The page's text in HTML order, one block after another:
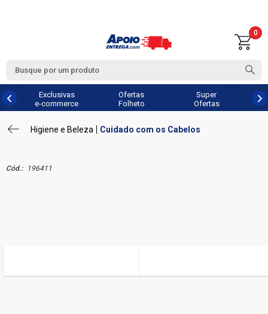
0
Exclusivas
e-commerce
Ofertas
Folheto
Super
Ofertas
Higiene e Beleza Cuidado com os Cabelos
Cód.: 196411